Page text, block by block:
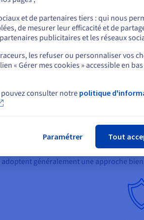
nécessite plus de temps et
la durée de vie de l’application ou
de reconstruction représente le
des applications.
migration Lift and Shift ou la gestion de
l'application existante par une
par une solution Software as a
transition, contrairement à une migration
rapide et moins complexe que la plupart
Lift and Shift
généralement une approche
ou
web
et de partenaires tiers : qui nous
de mesurer leur efficacité et de
publicitaires et les réseaux
les refuser ou personnaliser vos
« Gérer mes cookies » accessible en
consulter notrepolitique
Paramétrer Tout